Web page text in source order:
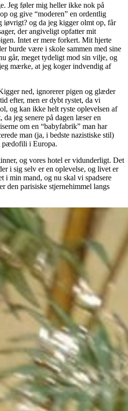
Jeg føler mig heller ikke nok på
og give “moderen” en ordentlig
iøvrigt? og da jeg kigger olmt op, får
der angiveligt opfatter mit
Intet er mere forkert. Mit hjerte
burde være i skole sammen med sine
går, meget tydeligt mod sin vilje, og
mærke, at jeg koger indvendig af
ned, ignorerer pigen og glæder
efter, men er dybt rystet, da vi
og kan ikke helt ryste oplevelsen af
jeg senere på dagen læser en
om en “babyfabrik” man har
man (ja, i bedste nazistiske stil)
pædofili i Europa.
og vores hotel er vidunderligt. Det
i sig selv er en oplevelse, og livet er
i min mand, og nu skal vi spadsere
den parisiske stjernehimmel langs